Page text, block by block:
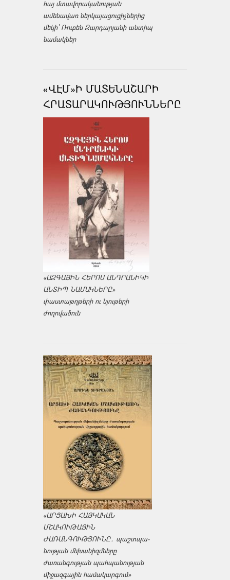
հայ մտավորականության
ամենավառ ներկայացուցիչներից
մեկի՝ Ռուբեն Զարդարյանի անտիպ
նամակներ
«ՎԷՄ»Ի ՄԱՏԵՆԱՇԱՐԻ
ՀՐԱՏԱՐԱԿՈՒԹՅՈՒՆՆԵՐԸ
«ԱԶԳԱՅԻՆ ՀԵՐՈՍ ԱՆԴՐԱՆԻԿԻ
ԱՆՏԻՊ ՆԱՄԱԿՆԵՐԸ»
փաստաթղթերի ու նյութերի
ժողովածուն
«ԱՐՑԱԽԻ ՀԱՅԿԱԿԱՆ
ՄՇԱԿՈՒԹԱՅԻՆ
ԺԱՌԱՆԳՈՒԹՅՈՒՆԸ․ պաշտպա­
նության մեխանիզմները
ժառանգության պահպանության
միջազ­գային համակարգում»